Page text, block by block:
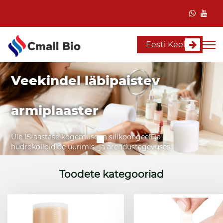
Eesti Keel
Veekindel läbipaistev
armiplaaster
Üle 15-aastase kogemusega silikoongeeli ja
hüdrokolloidide uurimis- ja arendustegevuses.
Toodete kategooriad